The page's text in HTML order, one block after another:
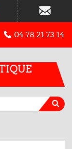
04 78 21 73 14